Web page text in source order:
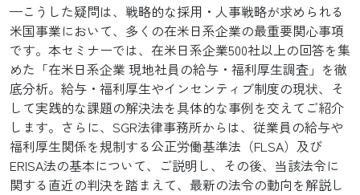
—こうした疑問は、戦略的な採用・人事戦略が求められる
米国事業において、多くの在米日系企業の最重要関心事項
です。本セミナーでは、在米日系企業500社以上の回答を集
めた「在米日系企業 現地社員の給与・福利厚生調査」を徹
底分析。給与・福利厚生やインセンティブ制度の現状、そ
して実践的な課題の解決法を具体的な事例を交えてご紹介
します。さらに、SGR法律事務所からは、従業員の給与や
福利厚生関係を規制する公正労働基準法（FLSA）及び
ERISA法の基本について、ご説明し、その後、当該法令に
関する直近の判決を踏まえて、最新の法令の動向を解説し